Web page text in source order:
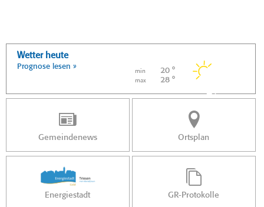
Wetter heute
Prognose lesen »
min 20 °
max 28 °
Gemeindenews Ortsplan
Energiestadt GR-Protokolle